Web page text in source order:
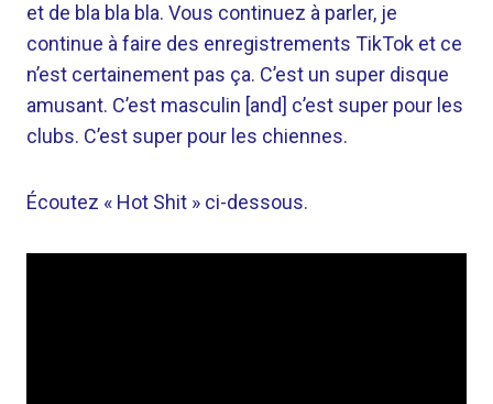
et de bla bla bla. Vous continuez à parler, je
continue à faire des enregistrements TikTok et ce
n’est certainement pas ça. C’est un super disque
amusant. C’est masculin [and] c’est super pour les
clubs. C’est super pour les chiennes.
Écoutez « Hot Shit » ci-dessous.